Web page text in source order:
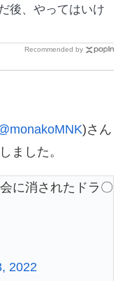
後、やってはいけ
Recommended by
)さん
ました。
に消されたドラ〇
2022